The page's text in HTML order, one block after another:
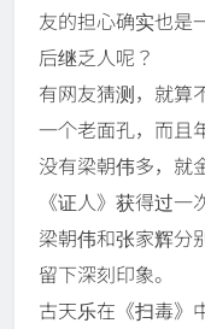
友的担心确实也是
后继乏人呢？
有网友猜测，就算
一个老面孔，而且
没有梁朝伟多，就
《证人》获得过
梁朝伟和张家辉分
留下深刻印象。
古天乐在《扫毒》